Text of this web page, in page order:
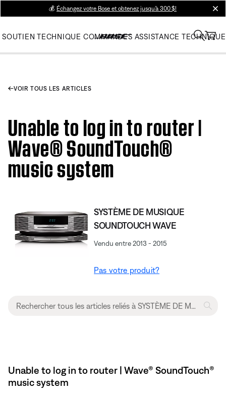
💰 Échangez votre Bose et obtenez jusqu’à 300 $!
SOUTIEN TECHNIQUE COMMANDES ASSISTANCE TECHNIQUE
VOIR TOUS LES ARTICLES
Unable to log in to router |
Wave® SoundTouch®
music system
SYSTÈME DE MUSIQUE
SOUNDTOUCH WAVE
Vendu entre 2013 - 2015
Pas votre produit?
Unable to log in to router | Wave® SoundTouch®
music system